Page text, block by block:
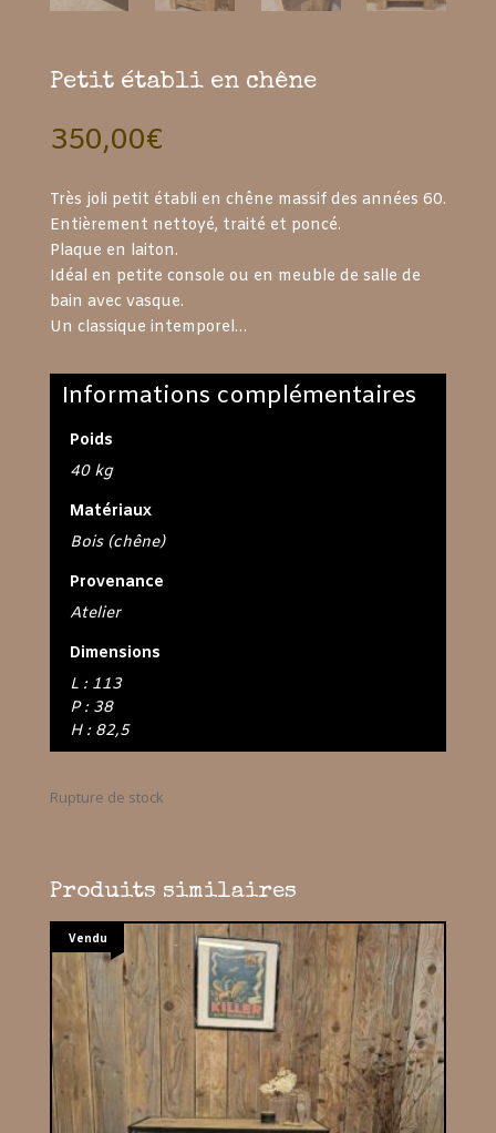
Petit établi en chêne
350,00€
Très joli petit établi en chêne massif des années 60.
Entièrement nettoyé, traité et poncé.
Plaque en laiton.
Idéal en petite console ou en meuble de salle de
bain avec vasque.
Un classique intemporel…
Informations complémentaires
Poids
40 kg
Matériaux
Bois (chêne)
Provenance
Atelier
Dimensions
L : 113
P : 38
H : 82,5
Rupture de stock
Produits similaires
Vendu